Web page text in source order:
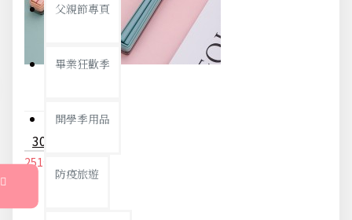
父親節專頁
畢業狂歡季
開學季用品
防疫旅遊
251元